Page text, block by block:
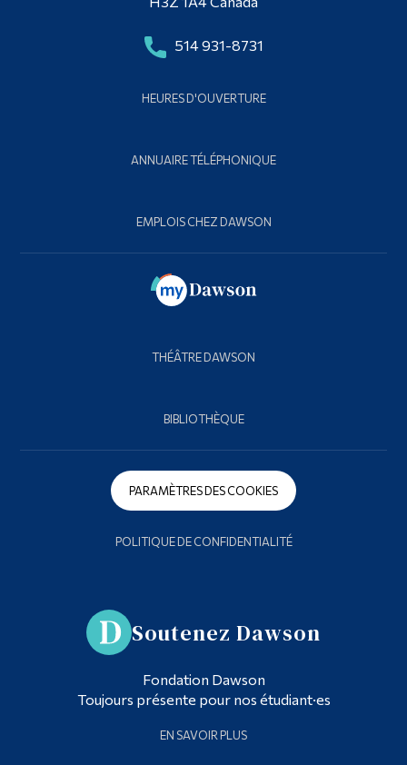
514 931-8731
HEURES D'OUVERTURE
ANNUAIRE TÉLÉPHONIQUE
EMPLOIS CHEZ DAWSON
THÉÂTRE DAWSON
BIBLIOTHÈQUE
PARAMÈTRES DES COOKIES
POLITIQUE DE CONFIDENTIALITÉ
Soutenez Dawson
Fondation Dawson
Toujours présente pour nos étudiant·es
EN SAVOIR PLUS